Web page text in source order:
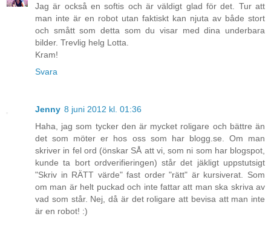
Jag är också en softis och är väldigt glad för det. Tur att
man inte är en robot utan faktiskt kan njuta av både stort
och smått som detta som du visar med dina underbara
bilder. Trevlig helg Lotta.
Kram!
Svara
Jenny 8 juni 2012 kl. 01:36
Haha, jag som tycker den är mycket roligare och bättre än
det som möter er hos oss som har blogg.se. Om man
skriver in fel ord (önskar SÅ att vi, som ni som har blogspot,
kunde ta bort ordverifieringen) står det jäkligt uppstutsigt
"Skriv in RÄTT värde" fast order "rätt" är kursiverat. Som
om man är helt puckad och inte fattar att man ska skriva av
vad som står. Nej, då är det roligare att bevisa att man inte
är en robot! :)